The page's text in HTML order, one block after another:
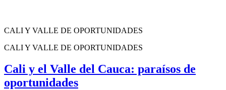
CALI Y VALLE DE OPORTUNIDADES
CALI Y VALLE DE OPORTUNIDADES
Cali y el Valle del Cauca: paraísos de
oportunidades